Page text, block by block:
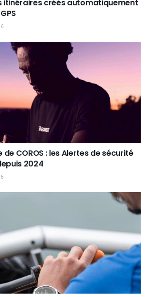
itinéraires créés automatiquement
COROS : les Alertes de sécurité
2024